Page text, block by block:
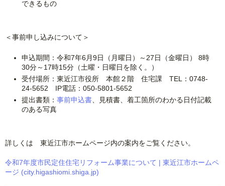
できるもの
＜事前申し込みについて＞
申込期間：令和7年6月9日（月曜日）～27日（金曜日） 8時
30分～17時15分（土曜・日曜日を除く。）
受付場所：東近江市役所 本館２階 住宅課 TEL：0748-
24-5652 IP電話：050-5801-5652
提出書類： 事前申込書 、見積書、着工箇所のわかる日付記載
のある写真
詳しくは 東近江市ホームページ内の案内をご覧ください。
令和7年度市民定住住宅リフォーム事業について | 東近江市ホームペ
ージ (city.higashiomi.shiga.jp)